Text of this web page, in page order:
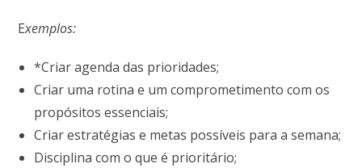
Exemplos:
*Criar agenda das prioridades;
Criar uma rotina e um comprometimento com os
propósitos essenciais;
Criar estratégias e metas possíveis para a semana;
Disciplina com o que é prioritário;